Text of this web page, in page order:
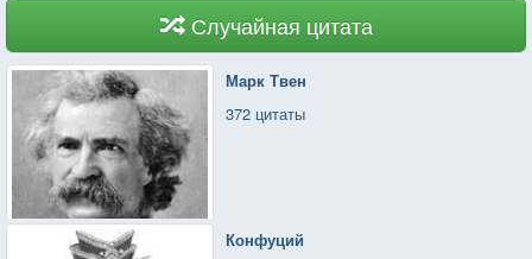
Случайная цитата
Марк Твен
372 цитаты
Конфуций